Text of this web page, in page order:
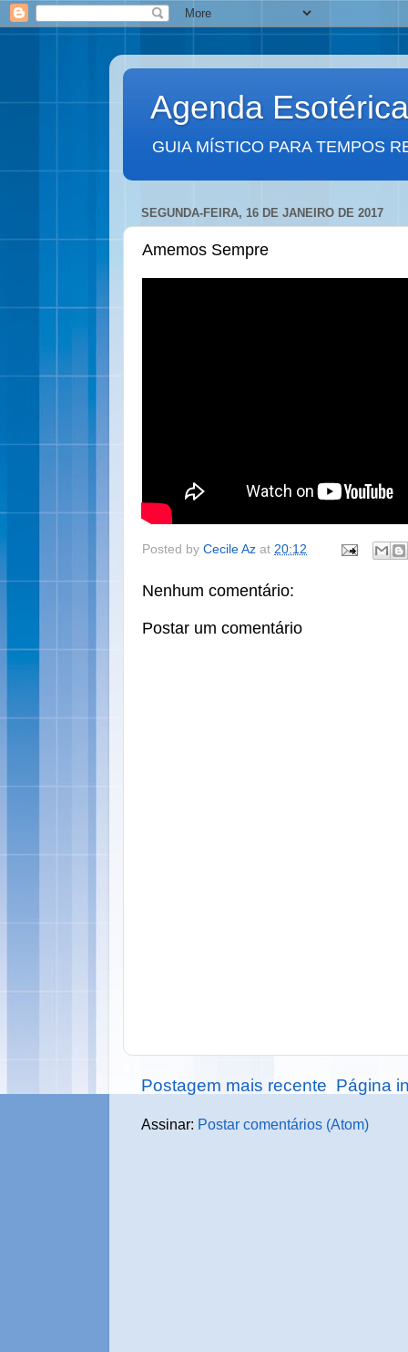
Agenda Esotérica
GUIA MÍSTICO PARA TEMPOS
SEGUNDA-FEIRA, 16 DE JANEIRO DE 2017
Amemos Sempre
Posted by Cecile Az at 20:12
Nenhum comentário:
Postar um comentário
Postagem mais recente Página
Assinar: Postar comentários (Atom)